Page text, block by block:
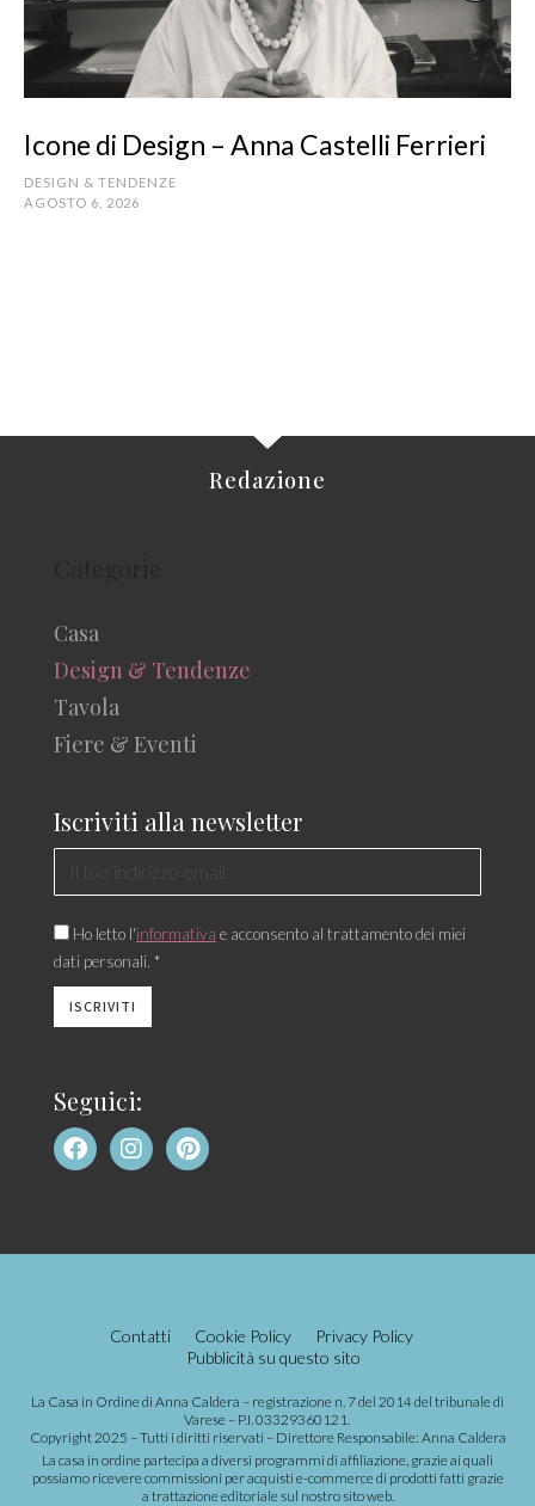
Icone di Design – Anna Castelli Ferrieri
DESIGN & TENDENZE
AGOSTO 6, 2026
Redazione
Casa
Design & Tendenze
Tavola
Fiere & Eventi
Iscriviti alla newsletter
Ho letto l'informativa e acconsento al trattamento dei miei
dati personali. *
Seguici:
Contatti Cookie Policy
Privacy Policy
Pubblicità su questo sito
La Casa in Ordine di Anna Caldera – registrazione n. 7 del 2014 del tribunale di
Varese – P.I. 03329360121.
Copyright 2025 – Tutti i diritti riservati – Direttore Responsabile: Anna Caldera
La casa in ordine partecipa a diversi programmi di affiliazione, grazie ai quali
possiamo ricevere commissioni per acquisti e-commerce di prodotti fatti grazie
a trattazione editoriale sul nostro sito web.